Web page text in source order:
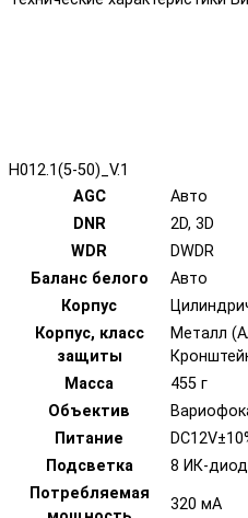
H012.1(5-50)_V.1
AGC
Авто
DNR
2D, 3D
WDR
DWDR
Баланс белого
Авто
Корпус
Корпус, класс
защиты
Металл
Масса
455 г
Объектив
Питание
Подсветка
8 ИК-
Потребляемая
320 мА